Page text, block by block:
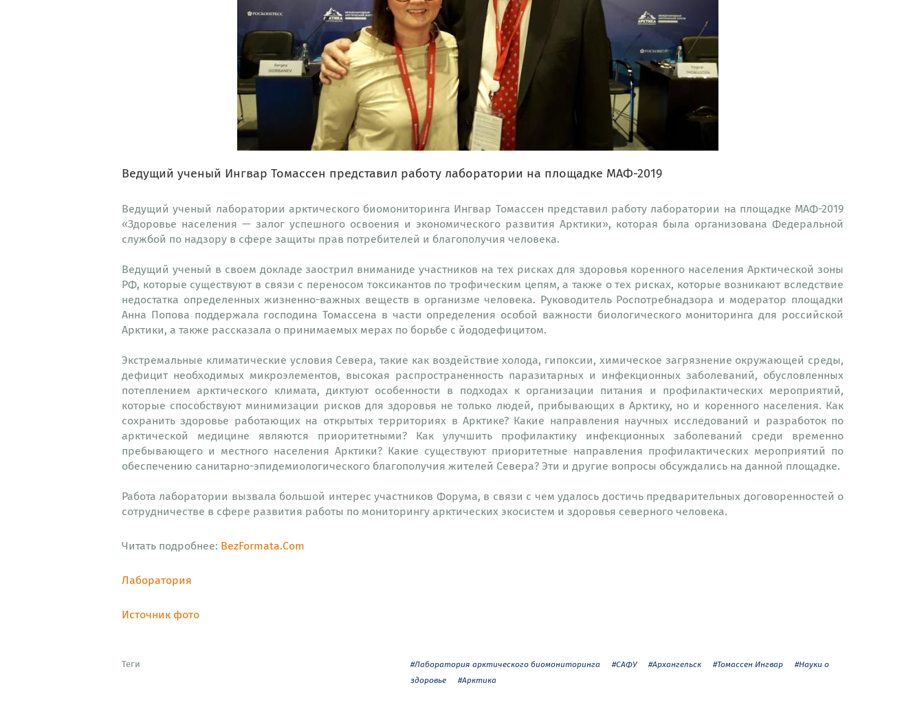
Ведущий ученый Ингвар Томассен представил работу лаборатории на площадке МАФ-2019
Ведущий ученый лаборатории арктического биомониторинга Ингвар Томассен представил работу лаборатории на площадке МАФ-2019
«Здоровье населения — залог успешного освоения и экономического развития Арктики», которая была организована Федеральной
службой по надзору в сфере защиты прав потребителей и благополучия человека.
Ведущий ученый в своем докладе заострил вниманиде участников на тех рисках для здоровья коренного населения Арктической зоны
РФ, которые существуют в связи с переносом токсикантов по трофическим цепям, а также о тех рисках, которые возникают вследствие
недостатка определенных жизненно-важных веществ в организме человека. Руководитель Роспотребнадзора и модератор площадки
Анна Попова поддержала господина Томассена в части определения особой важности биологического мониторинга для российской
Арктики, а также рассказала о принимаемых мерах по борьбе с йододефицитом.
Экстремальные климатические условия Севера, такие как воздействие холода, гипоксии, химическое загрязнение окружающей среды,
дефицит необходимых микроэлементов, высокая распространенность паразитарных и инфекционных заболеваний, обусловленных
потеплением арктического климата, диктуют особенности в подходах к организации питания и профилактических мероприятий,
которые способствуют минимизации рисков для здоровья не только людей, прибывающих в Арктику, но и коренного населения. Как
сохранить здоровье работающих на открытых территориях в Арктике? Какие направления научных исследований и разработок по
арктической медицине являются приоритетными? Как улучшить профилактику инфекционных заболеваний среди временно
пребывающего и местного населения Арктики? Какие существуют приоритетные направления профилактических мероприятий по
обеспечению санитарно-эпидемиологического благополучия жителей Севера? Эти и другие вопросы обсуждались на данной площадке.
Работа лаборатории вызвала большой интерес участников Форума, в связи с чем удалось достичь предварительных договоренностей о
сотрудничестве в сфере развития работы по мониторингу арктических экосистем и здоровья северного человека.
Читать подробнее: BezFormata.Com
Лаборатория
Источник фото
Теги #Лаборатория арктического биомониторинга #САФУ #Архангельск #Томассен Ингвар
#Науки о
здоровье
#Арктика